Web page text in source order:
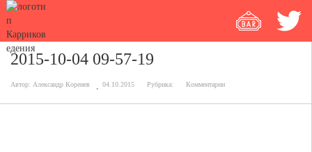
2015-10-04 09-57-19
Автор: Александр Коренев 04.10.2015 Рубрика: Комментарии